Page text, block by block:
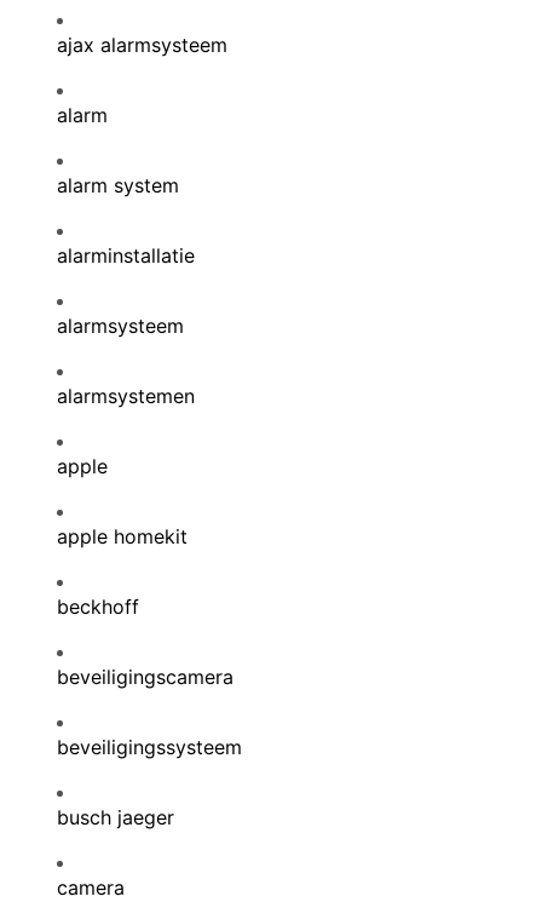
ajax alarmsysteem
alarm
alarm system
alarminstallatie
alarmsysteem
alarmsystemen
apple
apple homekit
beckhoff
beveiligingscamera
beveiligingssysteem
busch jaeger
camera